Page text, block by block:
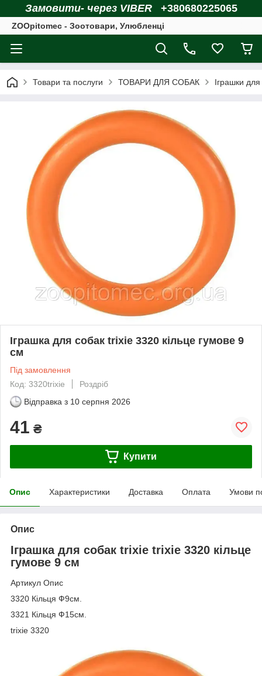
Замовити- через VIBER +380680225065
ZOOpitomec - Зоотовари, Улюбленці
Товари та послуги ТОВАРИ ДЛЯ СОБАК Іграшки
Іграшка для собак trixie 3320 кільце гумове 9
см
Під замовлення
Код: 3320trixie
Роздріб
Відправка з 10 серпня 2026
41 ₴
Купити
Опис Характеристики Доставка Оплата Умови
Опис
Іграшка для собак trixie trixie 3320 кільце
гумове 9 см
Артикул Опис
3320 Кільця Ф9см.
3321 Кільця Ф15см.
trixie 3320